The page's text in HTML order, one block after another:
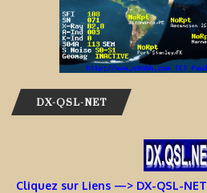
DX-QSL-NET
Cliquez sur Liens —> DX-QSL-NET